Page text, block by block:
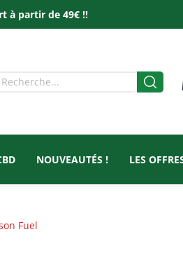
à partir de 49€ !!
NOUVEAUTÉS ! LES
Fuel